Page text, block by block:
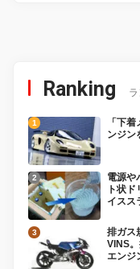
Ranking
「下
ンジン
電源や
ト状
イスス
排ガス
VINS
エンジ